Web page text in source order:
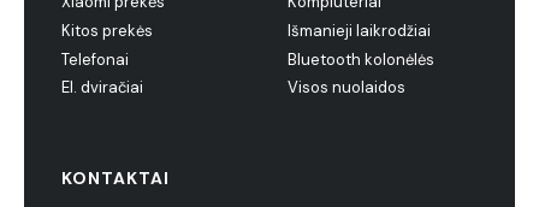
Kitos prekės
Telefonai
El. dviračiai
Išmanieji laikrodžiai
Bluetooth kolonėlės
Visos nuolaidos
KONTAKTAI